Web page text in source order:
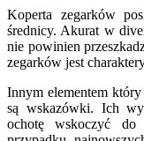
Koperta zegarków
średnicy. Akurat w
nie powinien
zegarków jest
Innym elementem
są wskazówki. Ich
ochotę wskoczyć